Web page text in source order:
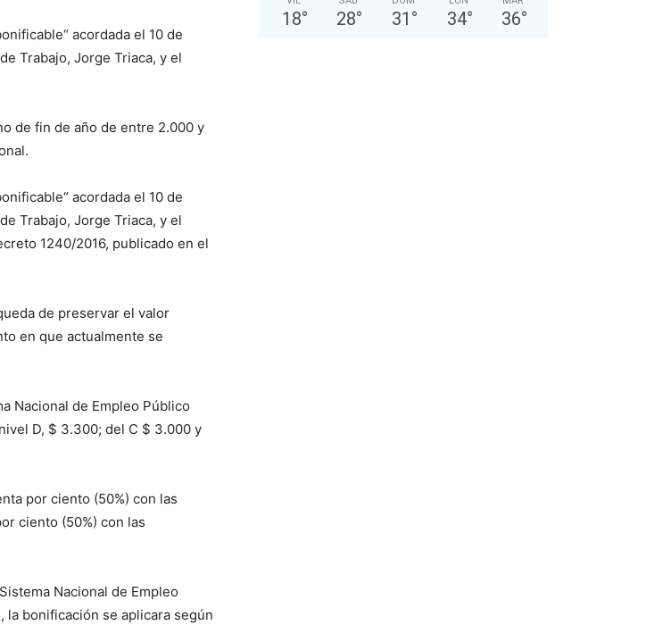
::
La
Verdad
acordada el 10 de
Trabajo, Jorge Triaca, y el
de fin de año de entre 2.000 y
acordada el 10 de
Trabajo, Jorge Triaca, y el
1240/2016, publicado en el
de preservar el valor
en que actualmente se
Nacional de Empleo Público
D, $ 3.300; del C $ 3.000 y
por ciento (50%) con las
ciento (50%) con las
Nacional de Empleo
la bonificación se aplicara según
18° 28° 31 ° 34° 36°